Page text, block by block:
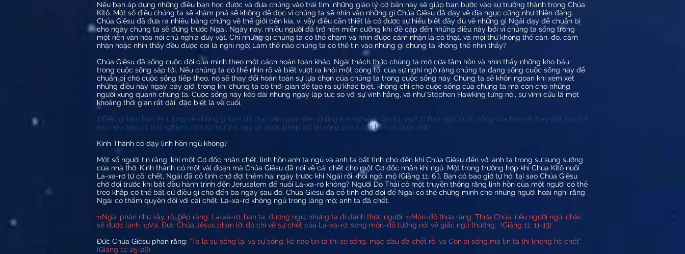
Nếu bạn áp dụng những điều bạn học được và đưa chúng vào trái tim, những giáo lý cơ bản này sẽ giúp bạn bước vào sự trưởng thành trong Chúa
Kitô. Một số điều chúng ta sẽ khám phá sẽ không dễ đọc vì chúng ta sẽ nhìn vào những gì Chúa Giêsu đã dạy về địa ngục cũng như thiên đàng.
Chúa Giêsu đã đưa ra nhiều bằng chứng về thế giới bên kia, vì vậy điều cần thiết là có được sự hiểu biết đầy đủ về những gì Ngài dạy để chuẩn bị
cho ngày chúng ta sẽ đứng trước Ngài. Ngày nay, nhiều người đã trở nên miễn cưỡng khi đề cập đến những điều này bởi vì chúng ta sống trong
một nền văn hóa nơi chủ nghĩa duy vật. Chỉ những gì chúng ta có thể chạm và nhìn được cảm nhận là có thật, và mọi thứ không thể cân, đo, cảm
nhận hoặc nhìn thấy đều được coi là nghi ngờ; Làm thế nào chúng ta có thể tin vào những gì chúng ta không thể nhìn thấy?
Chúa Giêsu đã sống cuộc đời của mình theo một cách hoàn toàn khác. Ngài thách thức chúng ta mở cửa tâm hồn và nhìn thấy những kho báu
trong cuộc sống sắp tới. Nếu chúng ta có thể nhìn rõ và biết vượt ra khỏi một bóng tối của sự nghi ngờ rằng chúng ta đang sống cuộc sống này để
chuẩn bị cho cuộc sống tiếp theo, nó sẽ thay đổi hoàn toàn sự lựa chọn của chúng ta trong cuộc sống này. Chúng ta sẽ khôn ngoan khi xem xét
những điều này ngay bây giờ, trong khi chúng ta có thời gian để tạo ra sự khác biệt, không chỉ cho cuộc sống của chúng ta mà còn cho những
người xung quanh chúng ta. Cuộc sống này kéo dài nhưng ngay lập tức so với sự vĩnh hằng, và như Stephen Hawking từng nói, sự vĩnh cửu là một
khoảng thời gian rất dài, đặc biệt là về cuối.
1)Điều gì làm bạn ấn tượng về những gì bạn đã đọc liên quan đến những trải nghiệm cận tử này? 2) Bạn nghĩ cuộc sống của bạn sẽ thay đổi như thế
nào nếu bạn có trải nghiệm cận tử như thế này và được phép trở lại sống phần còn lại của cuộc đời?
Kinh Thánh có dạy linh hồn ngủ không?
Một số người tin rằng, khi một Cơ đốc nhân chết, linh hồn anh ta ngủ và anh ta bất tỉnh cho đến khi Chúa Giêsu đến với anh ta trong sự sung sướng
của nhà thờ. Kinh thánh có một vài đoạn mà Chúa Giêsu đã nói về cái chết cho một Cơ đốc nhân khi ngủ. Một trong trường hợp khi Chúa Kitô nuôi
La-xa-rơ từ cõi chết, Ngài đã cố tình chờ đợi thêm hai ngày trước khi Ngài rời khỏi ngôi mộ (Giăng 11: 6 ). Bạn có bao giờ tự hỏi tại sao Chúa Giêsu
chờ đợi trước khi bắt đầu hành trình đến Jerusalem để nuôi La-xa-rơ không? Người Do Thái có một truyền thống rằng linh hồn của một người có thể
treo khắp cơ thể bất cứ điều gì cho đến ba ngày sau đó. Chúa Giêsu đã cố tình chờ đợi để Ngài có thể chứng minh cho những người hoài nghi rằng
Ngài có thẩm quyền đối với cái chết. La-xa-rơ không ngủ trong lăng mộ; anh ta đã chết.
11Ngài phán như vậy, rồi tiếp rằng: La-xa-rơ, bạn ta, đương ngủ; nhưng ta đi đánh thức người. 12Môn-đồ thưa rằng: Thưa Chúa, nếu người ngủ, chắc
sẽ được lành. 13Vả, Đức Chúa Jêsus phán lời đó chỉ về sự chết của La-xa-rơ; song môn-đồ tưởng nói về giấc ngủ thường. (Giăng 11: 11-13).
Đức Chúa Giêsu phán rằng: “Ta là sự sống lại và sự sống; kẻ nào tin ta thì sẽ sống, mặc dầu đã chết rồi và Còn ai sống mà tin ta thì không hề chết”
(Giăng 11: 25-26).